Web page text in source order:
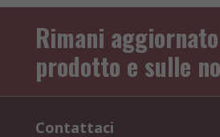
Rimani
prodotto e sulle
Contattaci